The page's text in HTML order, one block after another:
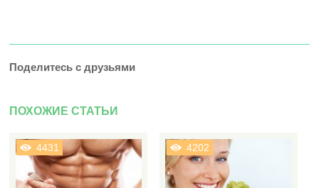
Поделитесь с друзьями
ПОХОЖИЕ СТАТЬИ
4431 4202